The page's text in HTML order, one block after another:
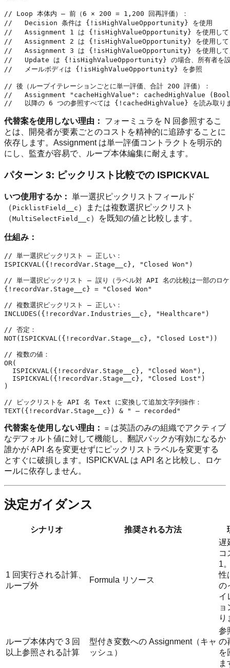
// Loop 本体内 — 前（6 × 200 = 1,200 回再評価）：
//   Decision 条件は {!isHighValueOpportunity} を使用
//   Assignment 1 は {!isHighValueOpportunity} を使用し
//   Assignment 2 は {!isHighValueOpportunity} を使用し
//   Assignment 3 は {!isHighValueOpportunity} を使用してメ
//   Update は {!isHighValueOpportunity} の場合、所有者を
//   メールボディは {!isHighValueOpportunity} を参照
// 後（ループイテレーションごとに単一評価、合計 200 評価）：
//   Assignment "cacheHighValue": cachedHighValue
代替案を使用しない理由：
フォーミュラを N 回参照するこ
とは、開発者が要素ごとのコストを精神的に追跡することに
依存します。Assignment は単一評価コントラクトを明示的
にし、監査が容易で、ループ本体編集に耐えます。
パターン 3: ピックリスト比較での ISPICKVAL
いつ使用するか： 単一選択ピックリストフィールド
（ PicklistField__c ）または複数選択ピックリスト
（MultiSelectField__c ）を既知の値と比較します。
仕組み：
// 単一選択ピックリスト — 正しい：
ISPICKVAL({!recordVar.Stage__c}, "Closed Won")
// 単一選択ピックリスト — 誤り（ラベル対 API 名の比較は一部のロケ
{!recordVar.Stage__c} = "Closed Won"
// 複数選択ピックリスト — 正しい：
INCLUDES({!recordVar.Industries__c}, "Healthcare")
// 否定：
NOT(ISPICKVAL({!recordVar.Stage__c}, "Closed Lost"))
// 複数の値：
OR(
  ISPICKVAL({!recordVar.Stage__c}, "Closed Won"),
  ISPICKVAL({!recordVar.Stage__c}, "Closed Lost")
)
// ピックリストを API 名 Text に変換して追加文字列操作：
代替案を使用しない理由： = は英語のみの組織でアクティブ
なデフォルト値に対して機能し、翻訳パックが有効になるか
誰かが API 名を変更せずにピックリストラベルを変更する
とすぐに破損します。ISPICKVAL は API 名と比較し、ロケ
ールに依存しません。
決定ガイダンス
シナリオ 推奨される方法
1 回実行される計算、
ループ外
Formula リソース
遅
コ
1
性
の
イ
ョ
り
ループ本体内で 3 回
以上参照される計算
型付き変数への Assignment（キャ
ッシュ）
参
の
を
ま